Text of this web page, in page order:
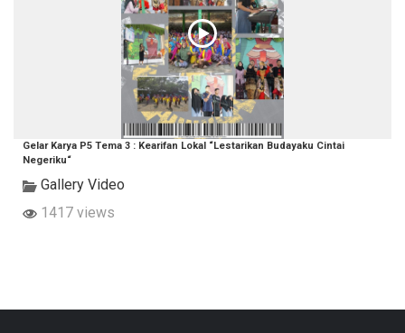
Gelar Karya P5 Tema 3 : Kearifan Lokal “Lestarikan Budayaku Cintai
Negeriku“
Gallery Video
1417 views